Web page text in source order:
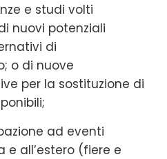
e studi volti
nuovi potenziali
di
o di nuove
per la sostituzione di
ad eventi
e all’estero (fiere e